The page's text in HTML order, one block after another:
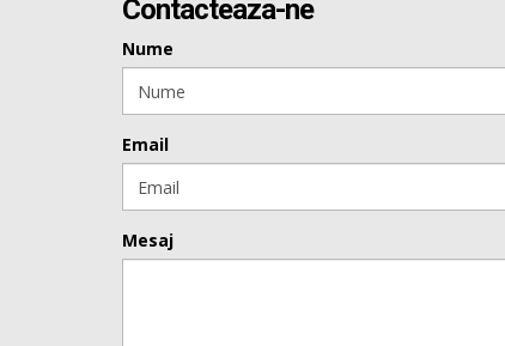
Contacteaza-ne
Nume
Email
Mesaj